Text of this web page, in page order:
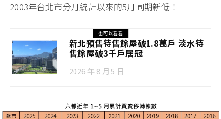
2003年台北市分月統計以來的5月同期新低！
也可以看看
新北預售待售餘屋破1.8萬戶 淡水待
售餘屋破3千戶居冠
2026 年 8 月 5 日